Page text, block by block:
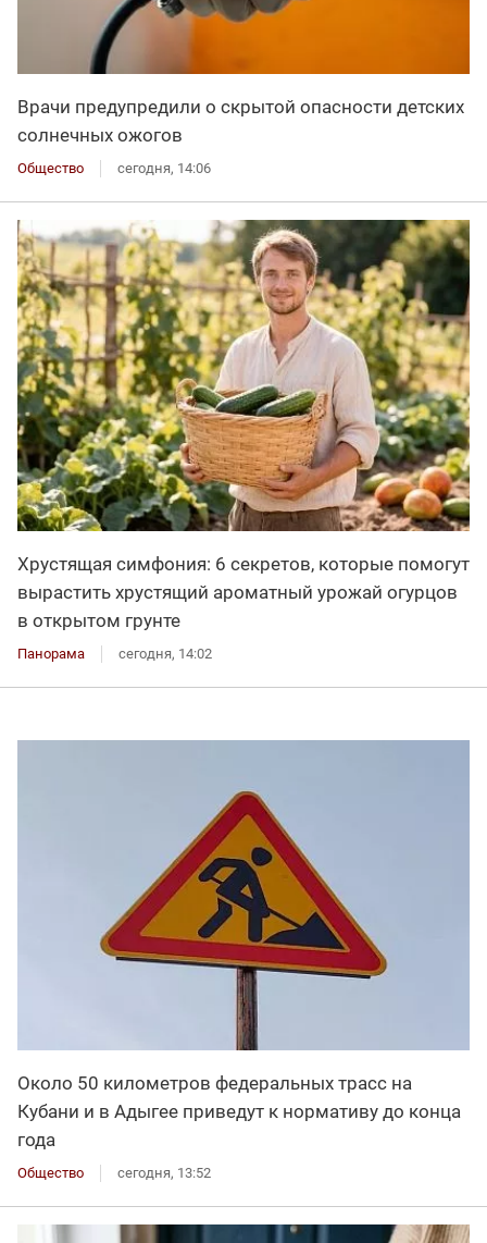
Врачи предупредили о скрытой опасности детских
солнечных ожогов
Общество сегодня, 14:06
Хрустящая симфония: 6 секретов, которые помогут
вырастить хрустящий ароматный урожай огурцов
в открытом грунте
Панорама сегодня, 14:02
Около 50 километров федеральных трасс на
Кубани и в Адыгее приведут к нормативу до конца
года
Общество сегодня, 13:52